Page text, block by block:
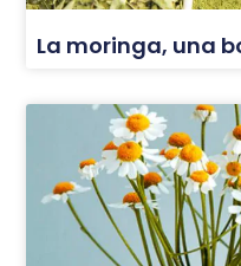
La moringa, una